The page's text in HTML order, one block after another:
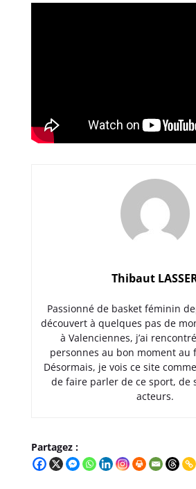
Thibaut
Passionné de basket féminin
découvert à quelques pas de
à Valenciennes, j’ai
personnes au bon moment au
Désormais, je vois ce site
de faire parler de ce sport, de
acteurs.
Partagez :